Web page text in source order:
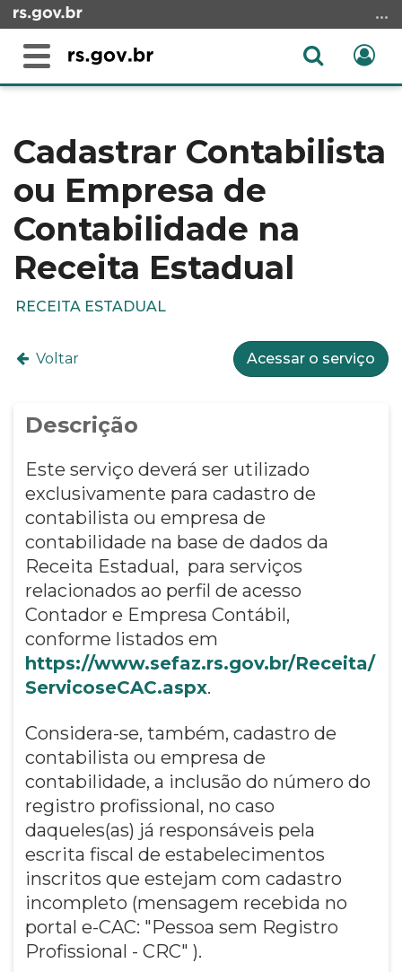
para
conteúdo
menu
para
busca
Alterna
Abrir
conteúdo
Cadastrar Contabilista
ou Empresa de
Contabilidade na
Receita Estadual
RECEITA ESTADUAL
Voltar Acessar o serviço
Descrição
Este serviço deverá ser utilizado
exclusivamente para cadastro de
contabilista ou empresa de
contabilidade na base de dados da
Receita Estadual, para serviços
relacionados ao perfil de acesso
Contador e Empresa Contábil,
conforme listados em
https://www.sefaz.rs.gov.br/Receita/
ServicoseCAC.aspx.
Considera-se, também, cadastro de
contabilista ou empresa de
contabilidade, a inclusão do número do
registro profissional, no caso
daqueles(as) já responsáveis pela
escrita fiscal de estabelecimentos
inscritos que estejam com cadastro
incompleto (mensagem recebida no
portal e-CAC: "Pessoa sem Registro
Profissional - CRC" ).